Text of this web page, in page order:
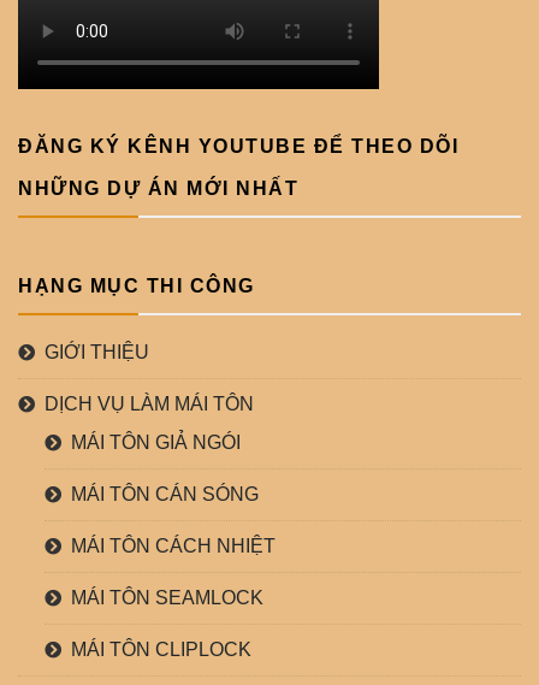
ĐĂNG KÝ KÊNH YOUTUBE ĐỂ THEO DÕI
NHỮNG DỰ ÁN MỚI NHẤT
HẠNG MỤC THI CÔNG
GIỚI THIỆU
DỊCH VỤ LÀM MÁI TÔN
MÁI TÔN GIẢ NGÓI
MÁI TÔN CÁN SÓNG
MÁI TÔN CÁCH NHIỆT
MÁI TÔN SEAMLOCK
MÁI TÔN CLIPLOCK